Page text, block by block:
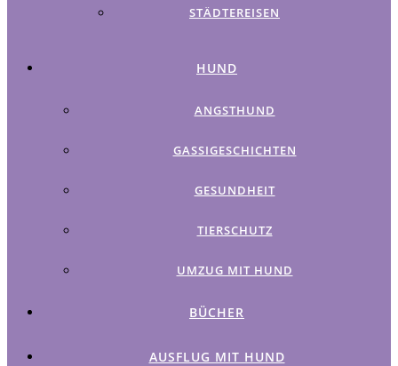
STÄDTEREISEN
HUND
ANGSTHUND
GASSIGESCHICHTEN
GESUNDHEIT
TIERSCHUTZ
UMZUG MIT HUND
BÜCHER
AUSFLUG MIT HUND